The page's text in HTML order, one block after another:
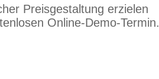
Preisgestaltung erzielen
Online-Demo-Termin.